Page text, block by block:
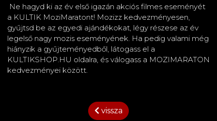
Ne hagyd ki az év első igazán akciós filmes eseményét
a KULTIK MoziMaratont! Mozizz kedvezményesen,
gyűjtsd be az egyedi ajándékokat, légy részese az év
legelső nagy mozis eseményének. Ha pedig valami még
hiányzik a gyűjteményedből, látogass el a
KULTIKSHOP.HU oldalra, és válogass a MOZIMARATON
kedvezményei között.
vissza